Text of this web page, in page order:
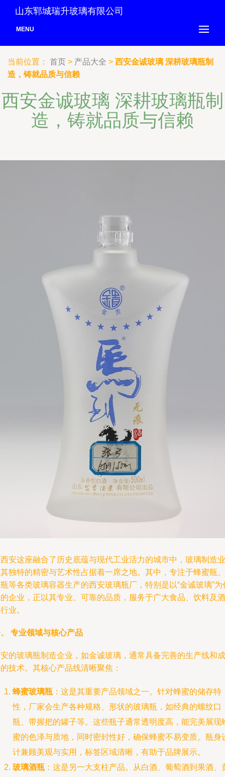
山东郓城瑞升玻璃有限公司
MENU
当前位置： 首页 > 产品大全 > 西安金诚玻璃 深耕玻璃瓶制
造，铸就品质与信赖
西安金诚玻璃 深耕玻璃瓶制
造，铸就品质与信赖
安这座融合了历史底蕴与现代工业活力的城市中，玻璃制造业
独特的精密与艺术性占据着一席之地。其中，专注于蜂蜜瓶、
等各类玻璃容器生产的西安玻璃瓶厂，特别是以“金诚玻璃”为
企业，正以其专业、可靠的品质，服务于广大食品、饮料及酒
业。
专业领域与核心产品
的玻璃瓶制造企业，如金诚玻璃，通常具备完善的生产线和成
技术。其核心产品线清晰聚焦：
蜂蜜玻璃瓶 ：这是其重要产品领域之一。针对蜂蜜的储存特
性，厂家会生产各种规格、形状的玻璃瓶，如经典的螺纹口
瓶、带握把的罐子等。这些瓶子通常透明度高，能完美展现
蜜的色泽与质地，同时密封性好，确保蜂蜜不易变质。瓶身
计兼顾美观与实用，标签区域清晰，有助于品牌展示。
玻璃酒瓶 ：这是另一大支柱产品。从白酒、葡萄酒到果酒、